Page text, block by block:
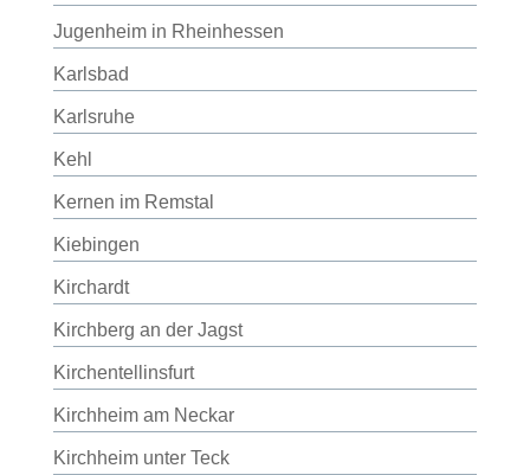
Jugenheim in Rheinhessen
Karlsbad
Karlsruhe
Kehl
Kernen im Remstal
Kiebingen
Kirchardt
Kirchberg an der Jagst
Kirchentellinsfurt
Kirchheim am Neckar
Kirchheim unter Teck